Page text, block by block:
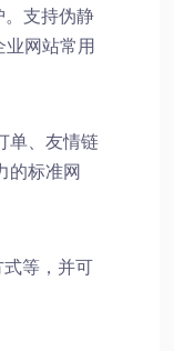
支持伪静
网站常用
单、友情链
的标准网
等，并可